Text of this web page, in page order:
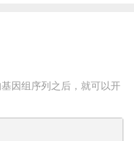
因组序列之后，就可以开